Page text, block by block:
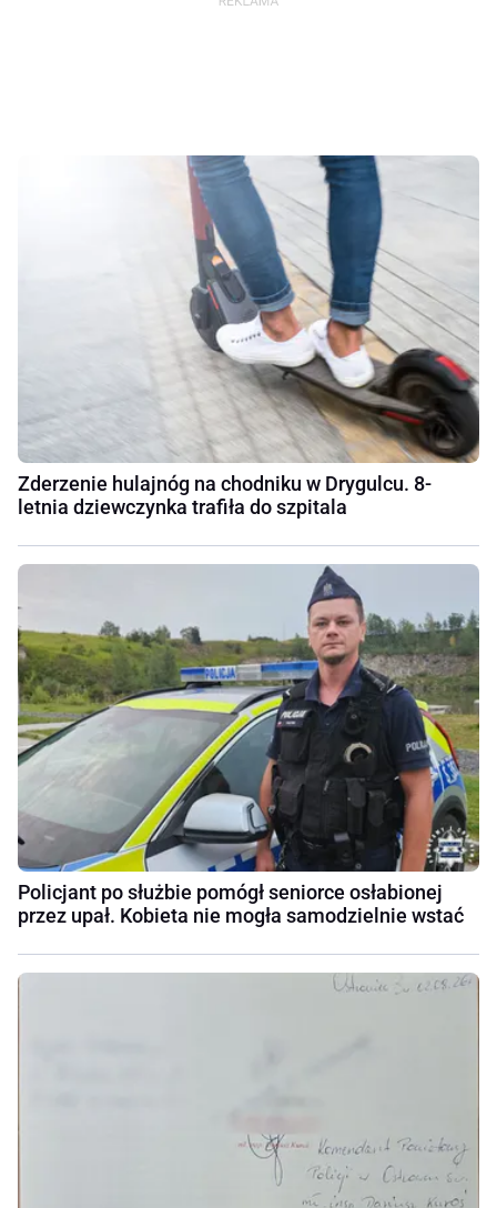
Zderzenie hulajnóg na chodniku w Drygulcu. 8-
letnia dziewczynka trafiła do szpitala
Policjant po służbie pomógł seniorce osłabionej
przez upał. Kobieta nie mogła samodzielnie wstać